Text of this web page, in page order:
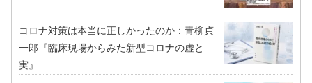
コロナ対策は本当に正しかったのか：青柳貞
一郎『臨床現場からみた新型コロナの虚と
実』